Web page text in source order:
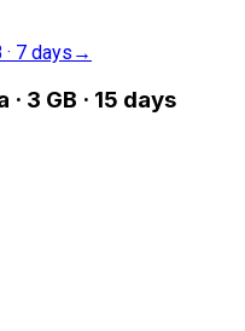
· 7 days →
3 GB · 15 days